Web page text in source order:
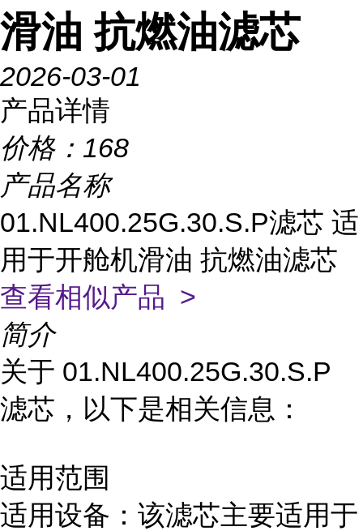
滑油 抗燃油滤芯
2026-03-01
产品详情
价格： 168
产品名称
01.NL400.25G.30.S.P滤芯 适
用于开舱机滑油 抗燃油滤芯
查看相似产品 >
简介
关于 01.NL400.25G.30.S.P
滤芯，以下是相关信息：
适用范围
适用设备：该滤芯主要适用于